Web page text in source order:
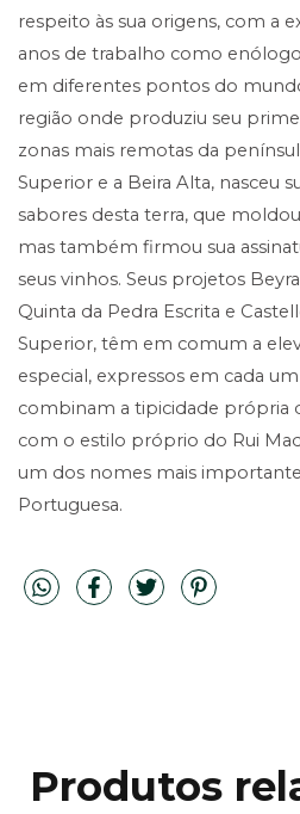
respeito às sua origens, com a
anos de trabalho como
em diferentes pontos do
região onde produziu seu
zonas mais remotas da
Superior e a Beira Alta, nasceu
sabores desta terra, que
mas também firmou sua
seus vinhos. Seus projetos
Quinta da Pedra Escrita e
Superior, têm em comum a
especial, expressos em cada
combinam a tipicidade própria
com o estilo próprio do Rui
um dos nomes mais
Portuguesa.
Produtos